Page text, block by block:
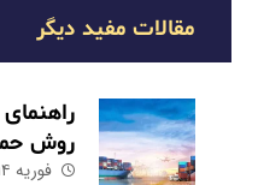
مقالات مفید دیگر
روش
فوریه ۱۴, ۲۰۲۶